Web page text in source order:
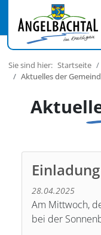
Sie sind hier: Startseite
Aktuelles der
28.04.2025
Am Mittwoch,
bei der